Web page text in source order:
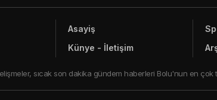
Asayiş
Künye - İletişim
sıcak son dakika gündem haberleri Bolu'nun en